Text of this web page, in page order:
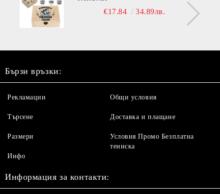
€17.84 34.89лв.
Бързи връзки:
Рекламации
Търсене
Размери
Инфо
Общи условия
Доставка и плащане
Условия Промо Безплатна
тениска
Информация за контакти: